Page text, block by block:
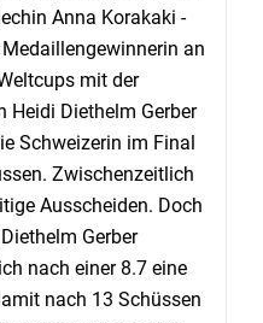
Anna Korakaki -
an
mit der
Heidi Diethelm Gerber
Schweizerin im Final
Zwischenzeitlich
Ausscheiden. Doch
Gerber
nach einer 8.7 eine
nach 13 Schüssen